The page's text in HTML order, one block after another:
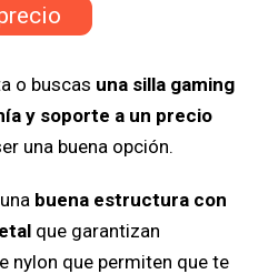
o buscas una silla gaming
y soporte a un precio
una buena opción.
buena estructura con
que garantizan
nylon que permiten que te